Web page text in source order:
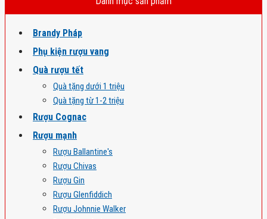
Brandy Pháp
Phụ kiện rượu vang
Quà rượu tết
Quà tặng dưới 1 triệu
Quà tặng từ 1-2 triệu
Rượu Cognac
Rượu mạnh
Rượu Ballantine's
Rượu Chivas
Rượu Gin
Rượu Glenfiddich
Rượu Johnnie Walker